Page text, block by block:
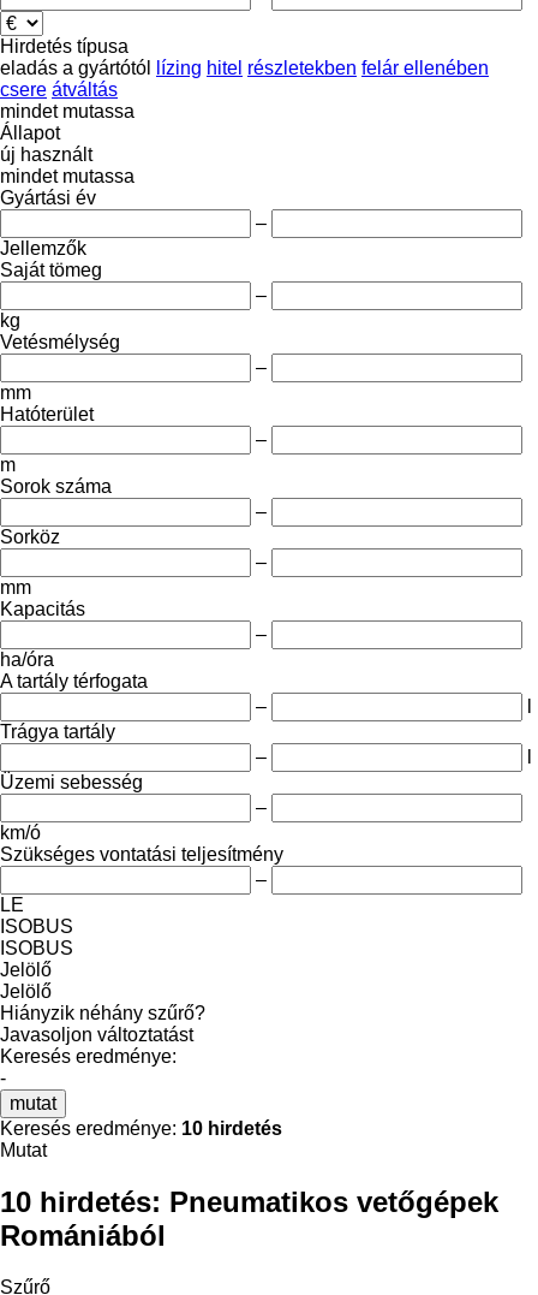
Hirdetés típusa
eladás a gyártótól lízing hitel részletekben felár ellenében
csere átváltás
mindet mutassa
Állapot
új használt
mindet mutassa
Gyártási év
–
Jellemzők
Saját tömeg
–
kg
Vetésmélység
–
mm
Hatóterület
–
m
Sorok száma
–
Sorköz
–
mm
Kapacitás
–
ha/óra
A tartály térfogata
–
Trágya tartály
–
Üzemi sebesség
–
km/ó
Szükséges vontatási teljesítmény
–
LE
ISOBUS
ISOBUS
Jelölő
Jelölő
Hiányzik néhány szűrő?
Javasoljon változtatást
Keresés eredménye:
-
mutat
Keresés eredménye: 10 hirdetés
Mutat
10 hirdetés: Pneumatikos vetőgépek
Romániából
Szűrő